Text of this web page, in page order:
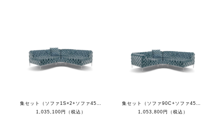
集セット（ソファ1S×2+ソファ45C×2+クッション）
1,035,100円（税込）
集セット（ソファ90C+ソファ45C×2+ソファ1S+クッション）
1,053,800円（税込）